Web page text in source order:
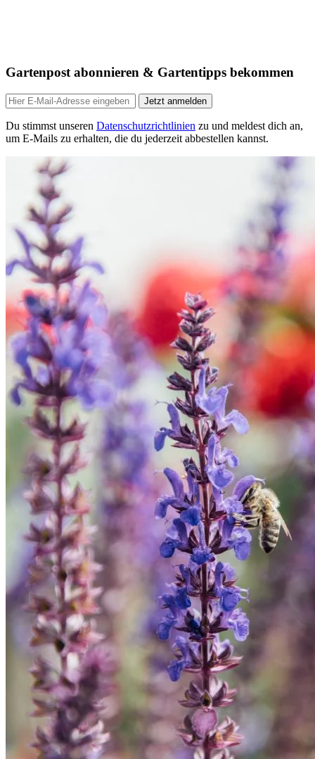
Gartenpost abonnieren & Gartentipps bekommen
Jetzt anmelden
Du stimmst unseren Datenschutzrichtlinien zu und meldest dich an,
um E-Mails zu erhalten, die du jederzeit abbestellen kannst.